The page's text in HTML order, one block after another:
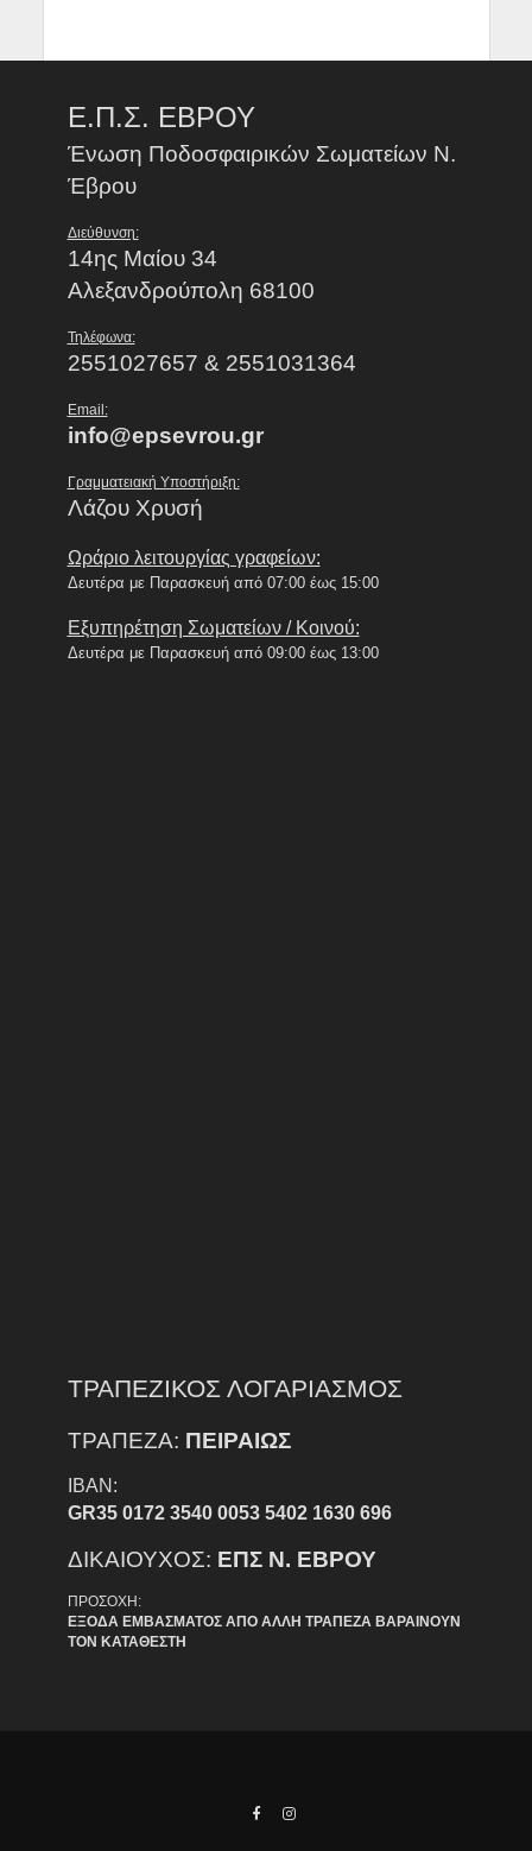
Ε.Π.Σ. ΕΒΡΟΥ
Ένωση Ποδοσφαιρικών Σωματείων Ν.
Έβρου
Διεύθυνση:
14ης Μαίου 34
Αλεξανδρούπολη 68100
Τηλέφωνα:
2551027657 & 2551031364
Email:
info@epsevrou.gr
Γραμματειακή Υποστήριξη:
Λάζου Χρυσή
Ωράριο λειτουργίας γραφείων:
Δευτέρα με Παρασκευή από 07:00 έως 15:00
Εξυπηρέτηση Σωματείων / Κοινού:
Δευτέρα με Παρασκευή από 09:00 έως 13:00
ΤΡΑΠΕΖΙΚΟΣ ΛΟΓΑΡΙΑΣΜΟΣ
ΤΡΑΠΕΖΑ: ΠΕΙΡΑΙΩΣ
IBAN:
GR35 0172 3540 0053 5402 1630 696
ΔΙΚΑΙΟΥΧΟΣ: ΕΠΣ Ν. ΕΒΡΟΥ
ΠΡΟΣΟΧΗ:
ΕΞΟΔΑ ΕΜΒΑΣΜΑΤΟΣ ΑΠΟ ΑΛΛΗ ΤΡΑΠΕΖΑ ΒΑΡΑΙΝΟΥΝ
ΤΟΝ ΚΑΤΑΘΕΣΤΗ